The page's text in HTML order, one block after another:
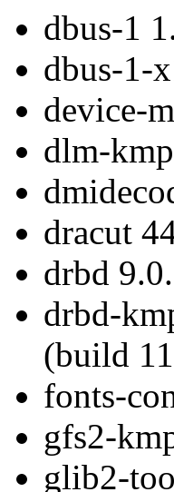
dbus-1
dbus-1-
device-
dlm-
dracut
drbd
drbd-
(build
fonts-
gfs2-
glib2-